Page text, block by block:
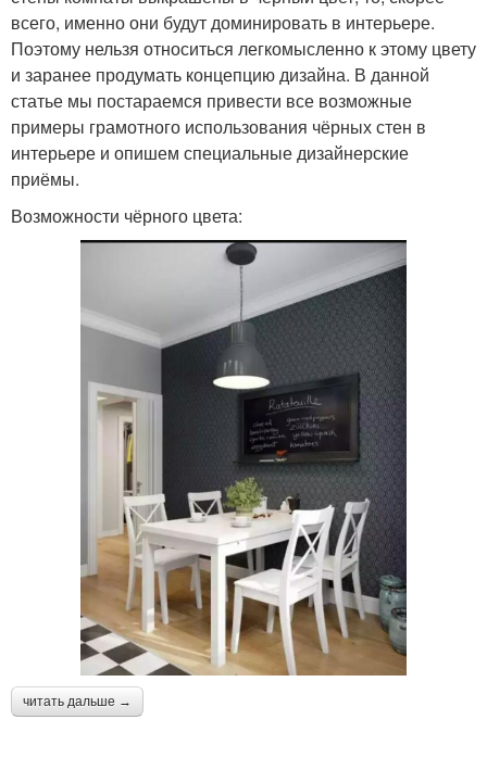
всего, именно они будут доминировать в интерьере.
Поэтому нельзя относиться легкомысленно к этому цвету
и заранее продумать концепцию дизайна. В данной
статье мы постараемся привести все возможные
примеры грамотного использования чёрных стен в
интерьере и опишем специальные дизайнерские
приёмы.
Возможности чёрного цвета:
читать дальше →